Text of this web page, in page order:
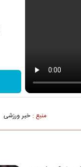
منبع : خبر ورزشی